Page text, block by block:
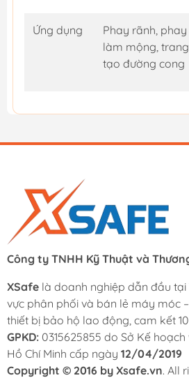
Ứng dụng
Phay rãnh, phay
làm mộng,
tạo đường cong
Công ty TNHH Kỹ Thuật và
XSafe là doanh nghiệp dẫn đầu
vực phân phối và bán lẻ máy móc
thiết bị bảo hộ lao động, cam kết
GPKD: 0315625855 do Sở Kế
Hồ Chí Minh cấp ngày 12/04/2019
Copyright © 2016 by Xsafe.vn. All